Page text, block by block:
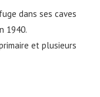
dans ses caves
1940.
et plusieurs